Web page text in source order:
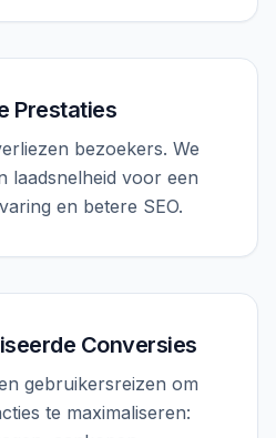
Prestaties
bezoekers. We
laadsnelheid voor een
en betere SEO.
Conversies
gebruikersreizen om
te maximaliseren: